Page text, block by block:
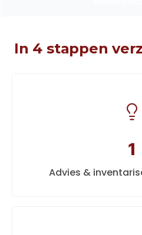
In 4 stappen
1
Advies &